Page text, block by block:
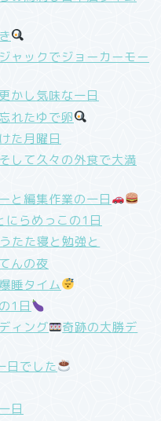
ャックでジョーカーモー
かし気味な一日
れたゆで卵
た月曜日
して久々の外食で大満
と編集作業の一日
にらめっこの1日
たた寝と勉強と
んの夜
睡タイム
1日
ィング
奇跡の大勝デ
日でした
日